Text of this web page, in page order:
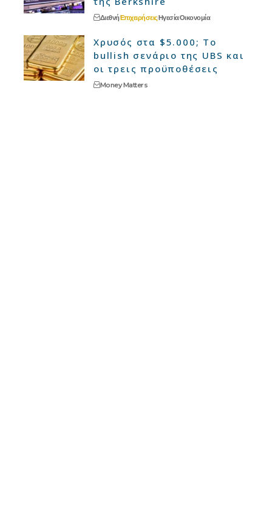
ΔιεθνήΕπιχειρήσειςΗγεσίαΟικονομία
Χρυσός στα $5.000; Το
bullish σενάριο της UBS και
οι τρεις προϋποθέσεις
Money Matters